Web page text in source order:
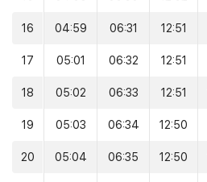
16 04:59 06:31 12:51
17 05:01 06:32 12:51
18 05:02 06:33 12:51
19 05:03 06:34 12:50
20 05:04 06:35 12:50